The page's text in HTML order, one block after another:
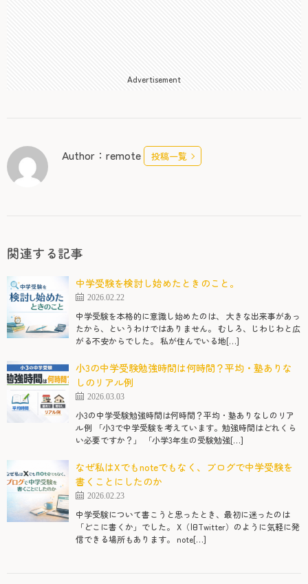
Advertisement
Author：remote 投稿一覧
関連する記事
中学受験を検討し始めたときのこと。
2026.02.22
中学受験を本格的に意識し始めたのは、 大きな出来事があっ
たから、というわけではありません。 むしろ、じわじわと広
がる不安からでした。 私が住んでいる地[…]
小3の中学受験勉強時間は何時間？平均・塾ありな
しのリアル例
2026.03.03
小3の中学受験勉強時間は何時間？平均・塾ありなしのリア
ル例 「小3で中学受験を考えています。勉強時間はどれくら
い必要ですか？」 「小学3年生の受験勉強[…]
なぜ私はXでもnoteでもなく、ブログで中学受験を
書くことにしたのか
2026.02.23
中学受験について書こうと思ったとき、最初に迷ったのは
「どこに書くか」でした。 X（旧Twitter）のように気軽に発
信できる場所もあります。 note[…]